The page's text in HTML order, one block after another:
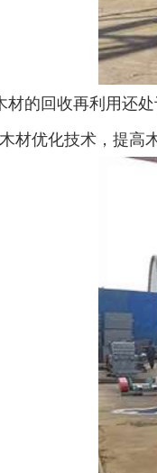
材的回收再利用还
材优化技术，提高
大型木材粉